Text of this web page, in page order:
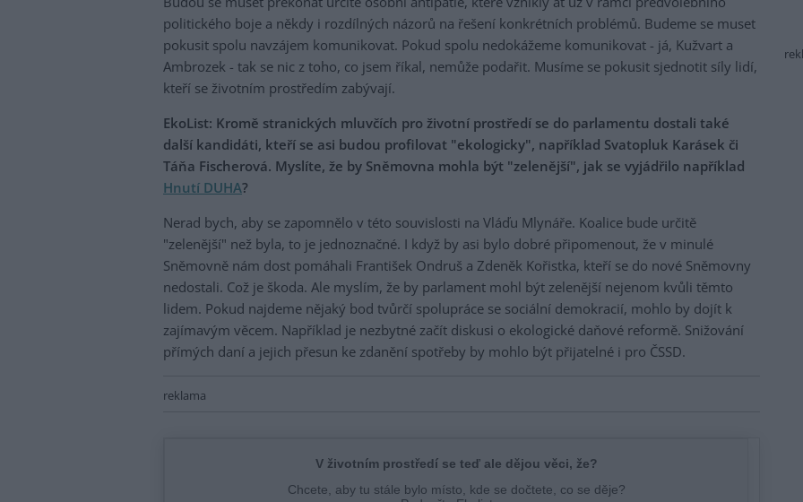
politického boje a někdy i rozdílných názorů na řešení konkrétních problémů. Budeme se muset
pokusit spolu navzájem komunikovat. Pokud spolu nedokážeme komunikovat - já, Kužvart a
Ambrozek - tak se nic z toho, co jsem říkal, nemůže podařit. Musíme se pokusit sjednotit síly lidí,
kteří se životním prostředím zabývají.
EkoList: Kromě stranických mluvčích pro životní prostředí se do parlamentu dostali také
další kandidáti, kteří se asi budou profilovat "ekologicky", například Svatopluk Karásek či
Táňa Fischerová. Myslíte, že by Sněmovna mohla být "zelenější", jak se vyjádřilo například
Hnutí DUHA?
Nerad bych, aby se zapomnělo v této souvislosti na Vláďu Mlynáře. Koalice bude určitě
"zelenější" než byla, to je jednoznačné. I když by asi bylo dobré připomenout, že v minulé
Sněmovně nám dost pomáhali František Ondruš a Zdeněk Kořistka, kteří se do nové Sněmovny
nedostali. Což je škoda. Ale myslím, že by parlament mohl být zelenější nejenom kvůli těmto
lidem. Pokud najdeme nějaký bod tvůrčí spolupráce se sociální demokracií, mohlo by dojít k
zajímavým věcem. Například je nezbytné začít diskusi o ekologické daňové reformě. Snižování
přímých daní a jejich přesun ke zdanění spotřeby by mohlo být přijatelné i pro ČSSD.
reklama